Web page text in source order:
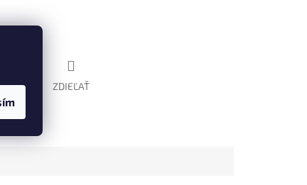
ZDIEĽAŤ